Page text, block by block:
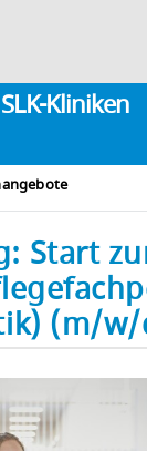
Kliniken
Start
(m/